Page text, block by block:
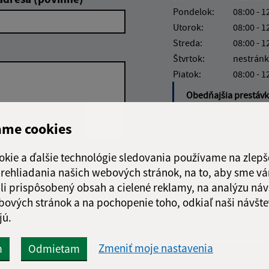
cookies
a ďalšie technológie sledovania používame na
našich webových stránok, na to, aby sme
prispôsobený obsah a cielené reklamy, na analýzu
stránok a na pochopenie toho, odkiaľ naši
Odmietam Zmeniť moje nastavenia
Google reCaptcha Response
Odoslať
správu
Pondelok:
08:00 -
Utorok:
08:00 -
Streda:
08:00 -
Štvrtok:
Piatok:
08:00 -
Obedňajšia